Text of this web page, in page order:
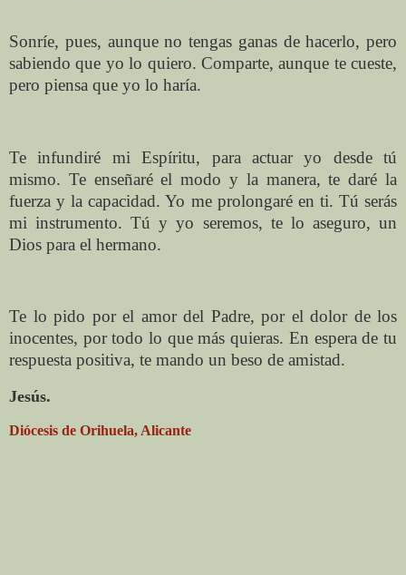
Sonríe, pues, aunque no tengas ganas de hacerlo, pero
sabiendo que yo lo quiero. Comparte, aunque te cueste,
pero piensa que yo lo haría.
Te infundiré mi Espíritu, para actuar yo desde tú
mismo. Te enseñaré el modo y la manera, te daré la
fuerza y la capacidad. Yo me prolongaré en ti. Tú serás
mi instrumento. Tú y yo seremos, te lo aseguro, un
Dios para el hermano.
Te lo pido por el amor del Padre, por el dolor de los
inocentes, por todo lo que más quieras. En espera de tu
respuesta positiva, te mando un beso de amistad.
Jesús.
Diócesis de Orihuela, Alicante